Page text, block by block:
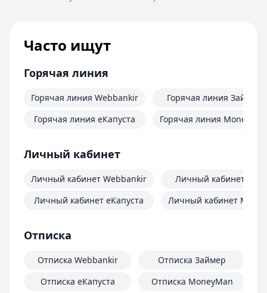
Часто ищут
Горячая линия
Горячая линия Webbankir
Горячая линия еКапуста
Горячая линия Займер
Горячая линия
Личный кабинет
Личный кабинет Webbankir
Личный кабинет еКапуста
Личный кабинет
Личный кабинет
Отписка
Отписка Webbankir
Отписка еКапуста
Отписка Займер
Отписка MoneyMan